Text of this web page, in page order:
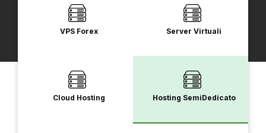
VPS Forex Server Virtuali
Cloud Hosting Hosting SemiDedicato